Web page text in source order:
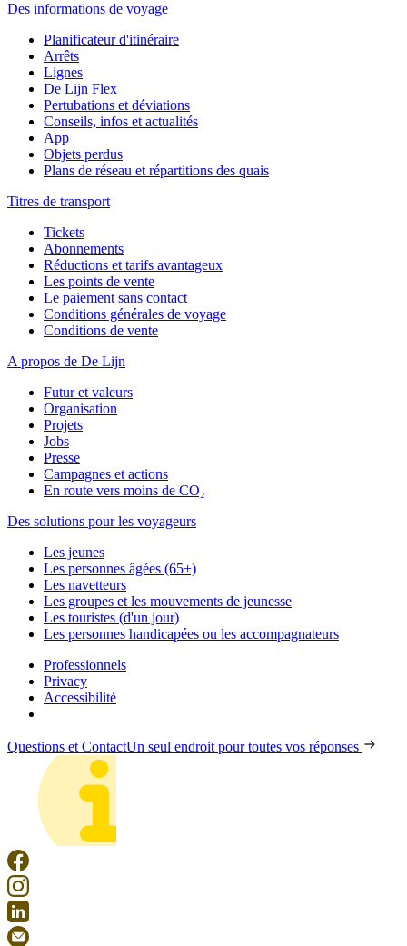
Des informations de voyage
Planificateur d'itinéraire
Arrêts
Lignes
De Lijn Flex
Pertubations et déviations
Conseils, infos et actualités
App
Objets perdus
Plans de réseau et répartitions des quais
Titres de transport
Tickets
Abonnements
Réductions et tarifs avantageux
Les points de vente
Le paiement sans contact
Conditions générales de voyage
Conditions de vente
A propos de De Lijn
Futur et valeurs
Organisation
Projets
Jobs
Presse
Campagnes et actions
En route vers moins de CO₂
Des solutions pour les voyageurs
Les jeunes
Les personnes âgées (65+)
Les navetteurs
Les groupes et les mouvements de jeunesse
Les touristes (d'un jour)
Les personnes handicapées ou les accompagnateurs
Professionnels
Privacy
Accessibilité
Questions et ContactUn seul endroit pour toutes vos réponses